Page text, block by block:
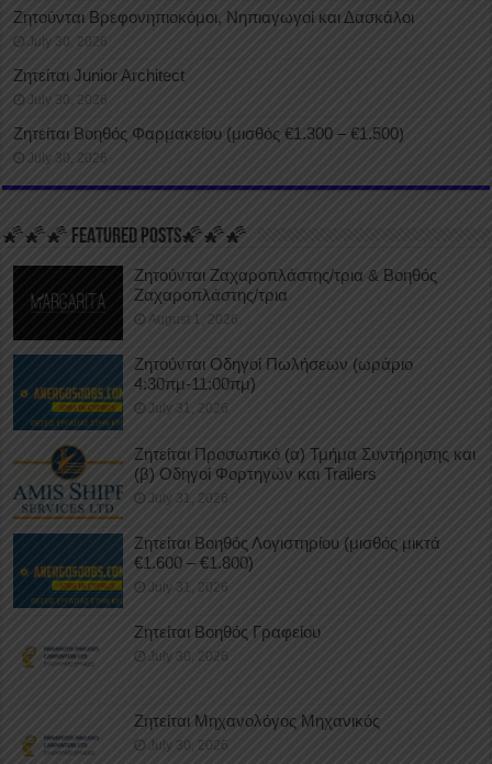
Ζητούνται Βρεφονηπιοκόμοι, Νηπιαγωγοί και Δασκάλοι
July 30, 2026
Ζητείται Junior Architect
July 30, 2026
Ζητείται Βοηθός Φαρμακείου (μισθός €1.300 – €1.500)
July 30, 2026
🌠🌠🌠 FEATURED POSTS🌠🌠🌠
Ζητούνται Ζαχαροπλάστης/τρια & Βοηθός
Ζαχαροπλάστης/τρια
August 1, 2026
Ζητούνται Οδηγοί Πωλήσεων (ωράριο
4:30πμ-11:00πμ)
July 31, 2026
Ζητείται Προσωπικό (α) Τμήμα Συντήρησης και
(β) Οδηγοί Φορτηγών και Trailers
July 31, 2026
Ζητείται Βοηθός Λογιστηρίου (μισθός μικτά
€1.600 – €1.800)
July 31, 2026
Ζητείται Βοηθός Γραφείου
July 30, 2026
Ζητείται Μηχανολόγος Μηχανικός
July 30, 2026